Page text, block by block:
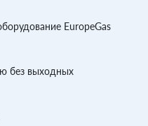
EuropeGas
без выходных